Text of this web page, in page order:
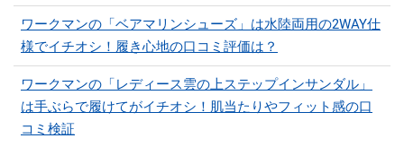
ワークマンの「ベアマリンシューズ」は水陸両用の2WAY仕
様でイチオシ！履き心地の口コミ評価は？
ワークマンの「レディース雲の上ステップインサンダル」
は手ぶらで履けてがイチオシ！肌当たりやフィット感の口
コミ検証